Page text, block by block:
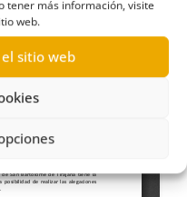
tener más información, visite
web.
sitio web